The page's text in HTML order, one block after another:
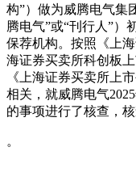
构”）做为威腾电气集
腾电气”或“刊行人”）
保荐机构。按照《上
海证券买卖所科创板
《上海证券买卖所上
相关，就威腾电气
的事项进行了核查，核
。